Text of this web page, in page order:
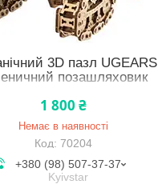
3D пазл UGEARS
позашляховик
1 800 ₴
Немає в наявності
70204
+380 (98) 507-37-37
Kyivstar